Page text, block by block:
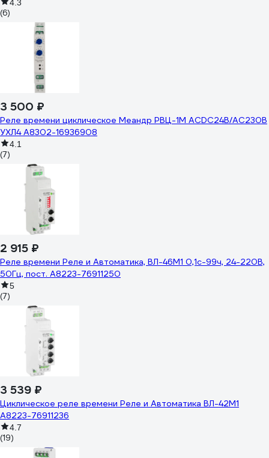
4.3
(6)
3 500 ₽
Реле времени циклическое Меандр РВЦ-1М ACDC24B/AC230B
УХЛ4 A8302-16936908
4.1
(7)
2 915 ₽
Реле времени Реле и Автоматика, ВЛ-46М1 0,1с-99ч, 24-220В,
50Гц, пост. A8223-76911250
5
(7)
3 539 ₽
Циклическое реле времени Реле и Автоматика ВЛ-42М1
A8223-76911236
4.7
(19)